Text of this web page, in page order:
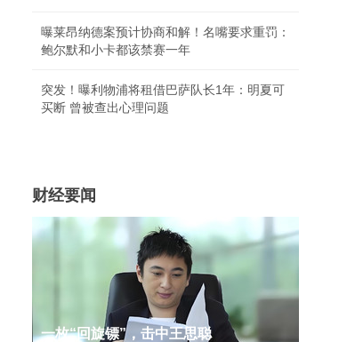
曝莱昂纳德案预计协商和解！名嘴要求重罚：
鲍尔默和小卡都该禁赛一年
突发！曝利物浦将租借巴萨队长1年：明夏可
买断 曾被查出心理问题
财经要闻
一枚“回旋镖”，击中王思聪